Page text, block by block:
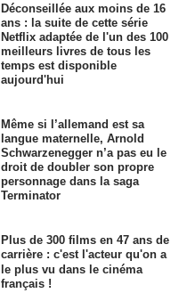
Déconseillée aux moins de 16
ans : la suite de cette série
Netflix adaptée de l'un des 100
meilleurs livres de tous les
temps est disponible
aujourd'hui
Même si l’allemand est sa
langue maternelle, Arnold
Schwarzenegger n’a pas eu le
droit de doubler son propre
personnage dans la saga
Terminator
Plus de 300 films en 47 ans de
carrière : c'est l'acteur qu'on a
le plus vu dans le cinéma
français !